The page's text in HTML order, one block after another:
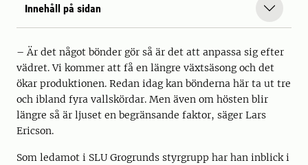
Innehåll på sidan
– Är det något bönder gör så är det att anpassa sig efter
vädret. Vi kommer att få en längre växtsäsong och det
ökar produktionen. Redan idag kan bönderna här ta ut tre
och ibland fyra vallskördar. Men även om hösten blir
längre så är ljuset en begränsande faktor, säger Lars
Ericson.
Som ledamot i SLU Grogrunds styrgrupp har han inblick i